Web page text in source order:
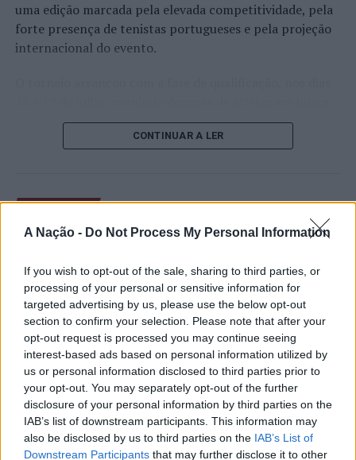
A Nação - Do Not Process My Personal Information
If you wish to opt-out of the sale, sharing to third parties, or
processing of your personal or sensitive information for
targeted advertising by us, please use the below opt-out
section to confirm your selection. Please note that after your
opt-out request is processed you may continue seeing
interest-based ads based on personal information utilized by
us or personal information disclosed to third parties prior to
your opt-out. You may separately opt-out of the further
disclosure of your personal information by third parties on the
IAB’s list of downstream participants. This information may
also be disclosed by us to third parties on the IAB’s List of
Downstream Participants that may further disclose it to other
uma edição marcada pela elevada competitividade, pela
forte presença de tenistas portugueses e pela projeção
internacional do evento.
de um lugar no quadro principal. A cerimónia de
abertura contou com a presença do presidente da
início de uma competição que voltou a colocar o
ténis.
Apesar das desistências de última hora de jogadores
como Casper Ruud (Noruega), Alejandro Davidovich
Fokina (Espanha) e Matteo Arnaldi (Itália), a prova
apresentou um quadro competitivo de elevado nível,
liderado pelo russo Andrey Rublev, primeiro cabeça de
série, pelo italiano Luciano Darderi, pelo chileno
Alejandro Tabilo e pelo belga Alexander Blockx.
Um dos momentos mais aguardados da semana foi
também o regresso do suíço Stan Wawrinka ao Estoril,
integrado na digressão de despedida do antigo vencedor
CONTINUAR A LER
ATUALIDADE
Castelo Branco: “Bienal
Internacional de Artes e Ofícios”
promete afirmar artesanato,
património e inovação como
“motores de desenvolvimento
económico e cultural” do município
português
Publicado 21 horas atrás on
07/08/2026
Por Ígor Lopes